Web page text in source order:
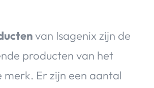
van Isagenix zijn de
producten van het
merk. Er zijn een aantal